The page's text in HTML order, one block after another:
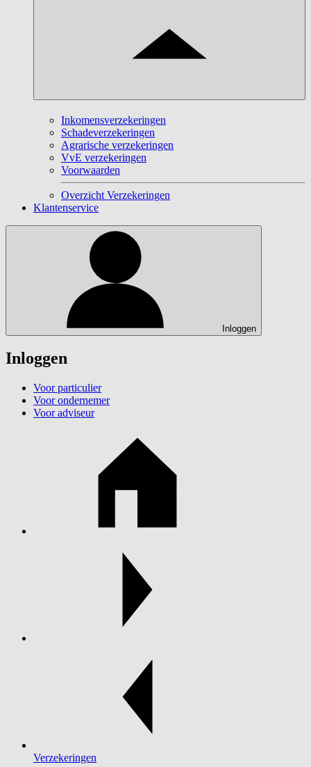
Inkomensverzekeringen
Schadeverzekeringen
Agrarische verzekeringen
VvE verzekeringen
Voorwaarden
Overzicht Verzekeringen
Klantenservice
Inloggen
Inloggen
Voor particulier
Voor ondernemer
Voor adviseur
Verzekeringen